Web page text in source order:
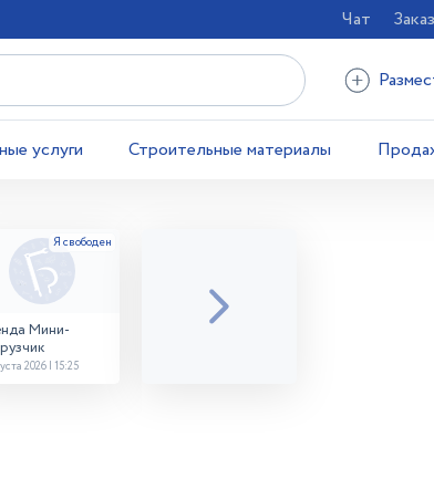
Чат
услуги Строительные материалы
Мини-
2026 | 15:25